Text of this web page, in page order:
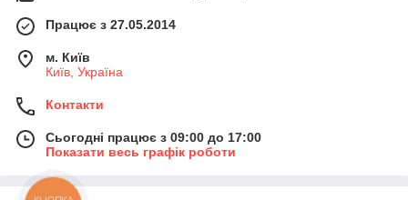
Працює з 27.05.2014
м. Київ
Київ, Україна
Контакти
Сьогодні працює з 09:00 до 17:00
Показати весь графік роботи